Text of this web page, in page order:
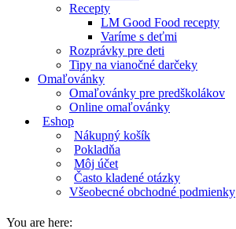
Recepty
LM Good Food recepty
Varíme s deťmi
Rozprávky pre deti
Tipy na vianočné darčeky
Omaľovánky
Omaľovánky pre predškolákov
Online omaľovánky
Eshop
Nákupný košík
Pokladňa
Môj účet
Často kladené otázky
Všeobecné obchodné podmienky
You are here: